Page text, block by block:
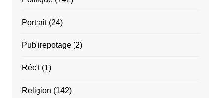
Portrait(24)
Publirepotage(2)
Récit(1)
Religion (142)